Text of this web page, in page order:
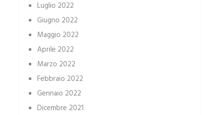
Luglio 2022
Giugno 2022
Maggio 2022
Aprile 2022
Marzo 2022
Febbraio 2022
Gennaio 2022
Dicembre 2021